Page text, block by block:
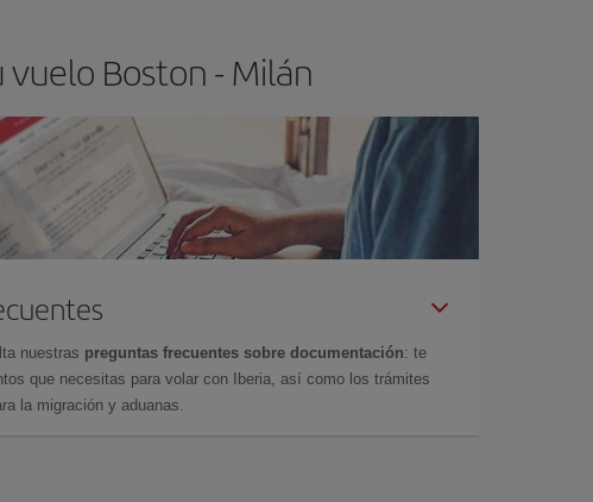
Boston - Milán
nuestras preguntas frecuentes sobre documentación: te
que necesitas para volar con Iberia, así como los trámites
la migración y aduanas.